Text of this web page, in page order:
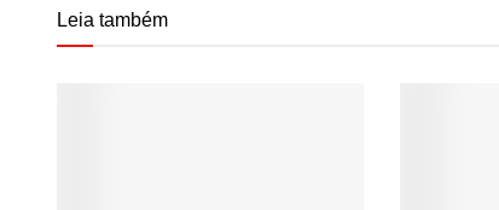
Leia também